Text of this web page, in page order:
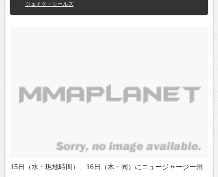
ジェイク・シールズ
15日（水・現地時間）、16日（木・同）にニュージャージー州